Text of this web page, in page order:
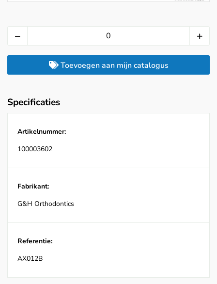
Toevoegen aan mijn catalogus
Specificaties
Artikelnummer:
100003602
Fabrikant:
G&H Orthodontics
Referentie:
AX012B